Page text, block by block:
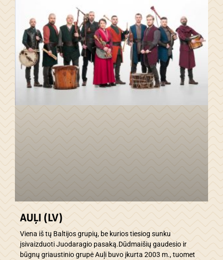
AUĻI (LV)
Viena iš tų Baltijos grupių, be kurios tiesiog sunku
įsivaizduoti Juodaragio pasaką.Dūdmaišių gaudesio ir
būgnų griaustinio grupė Auļi buvo įkurta 2003 m., tuomet